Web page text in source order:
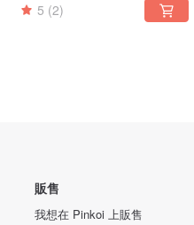
5 (2)
販售
我想在 Pinkoi 上販售